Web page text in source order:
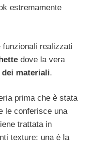
estremamente
realizzati
dove la vera
dei materiali.
prima che è stata
le conferisce una
trattata in
texture: una è la